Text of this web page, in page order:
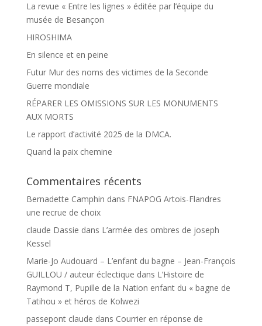
La revue « Entre les lignes » éditée par l’équipe du
musée de Besançon
HIROSHIMA
En silence et en peine
Futur Mur des noms des victimes de la Seconde
Guerre mondiale
RÉPARER LES OMISSIONS SUR LES MONUMENTS
AUX MORTS
Le rapport d’activité 2025 de la DMCA.
Quand la paix chemine
Commentaires récents
Bernadette Camphin dans FNAPOG Artois-Flandres
une recrue de choix
claude Dassie dans L’armée des ombres de joseph
Kessel
Marie-Jo Audouard – L’enfant du bagne – Jean-François
GUILLOU / auteur éclectique dans L’Histoire de
Raymond T, Pupille de la Nation enfant du « bagne de
Tatihou » et héros de Kolwezi
passepont claude dans Courrier en réponse de